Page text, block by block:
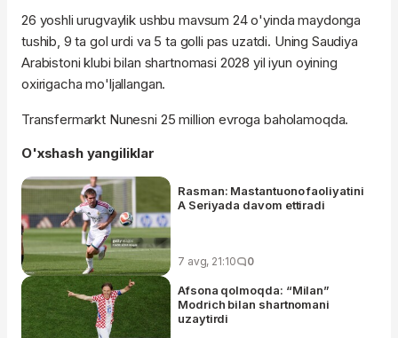
26 yoshli urugvaylik ushbu mavsum 24 o'yinda maydonga
tushib, 9 ta gol urdi va 5 ta golli pas uzatdi. Uning Saudiya
Arabistoni klubi bilan shartnomasi 2028 yil iyun oyining
oxirigacha mo'ljallangan.
Transfermarkt Nunesni 25 million evroga baholamoqda.
O'xshash yangiliklar
Rasman: Mastantuono faoliyatini
A Seriyada davom ettiradi
7 avg, 21:10 0
Afsona qolmoqda: “Milan”
Modrich bilan shartnomani
uzaytirdi